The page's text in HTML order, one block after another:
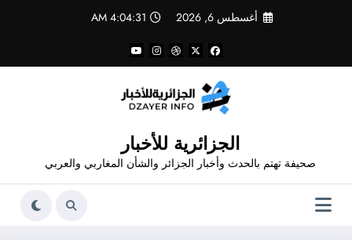
أغسطس 6, 2026 4:04:31 AM
الجزائرية للأخبار
صحيفة تهتم بالحدث وأخبار الجزائر والشأن المغاربي والعربي